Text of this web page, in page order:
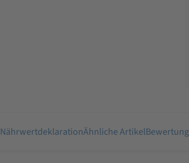
NährwertdeklarationÄhnliche Artikel